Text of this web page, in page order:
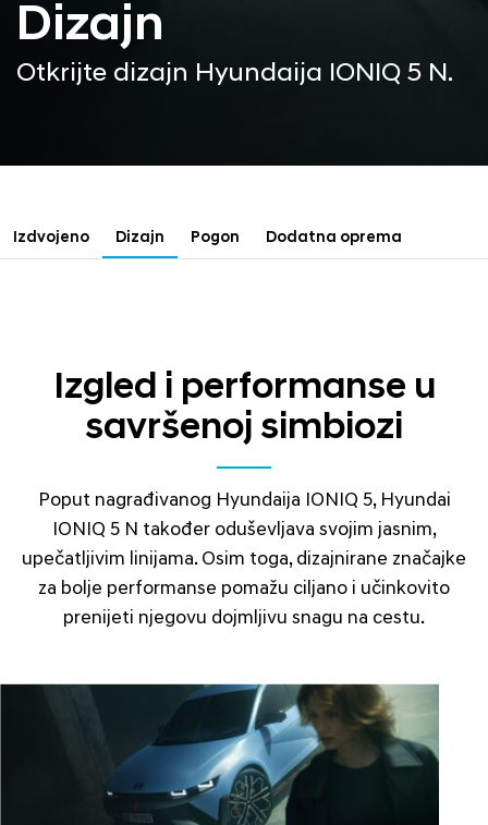
Dizajn
Otkrijte dizajn Hyundaija IONIQ 5 N.
Izdvojeno Dizajn Pogon Dodatna oprema
Izgled i performanse u
savršenoj simbiozi
Poput nagrađivanog Hyundaija IONIQ 5, Hyundai
IONIQ 5 N također oduševljava svojim jasnim,
upečatljivim linijama. Osim toga, dizajnirane značajke
za bolje performanse pomažu ciljano i učinkovito
prenijeti njegovu dojmljivu snagu na cestu.